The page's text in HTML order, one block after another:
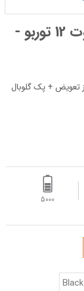
گوشی موبایل شیائومی ردمی نوت 12 توربو -
5000
Black